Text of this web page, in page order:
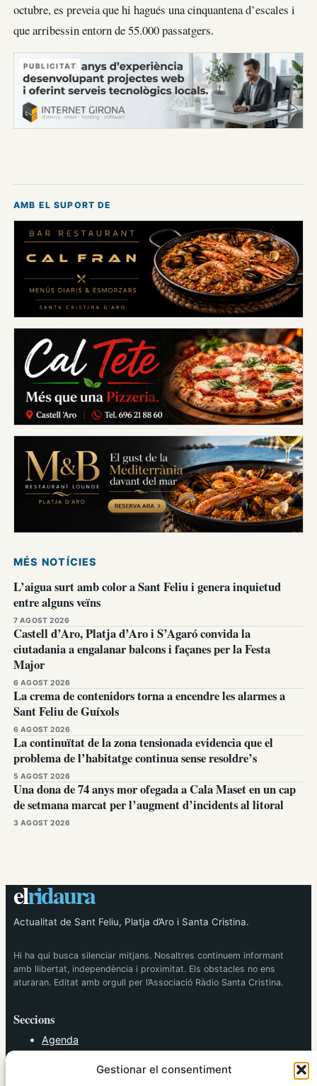
Gestionar el consentiment
octubre, es preveia que hi hagués una cinquantena d’escales i
que arribessin entorn de 55.000 passatgers.
PUBLICITAT
AMB EL SUPORT DE
MÉS NOTÍCIES
L’aigua surt amb color a Sant Feliu i genera inquietud
entre alguns veïns
7 AGOST 2026
Castell d’Aro, Platja d’Aro i S’Agaró convida la
ciutadania a engalanar balcons i façanes per la Festa
Major
6 AGOST 2026
La crema de contenidors torna a encendre les alarmes a
Sant Feliu de Guíxols
6 AGOST 2026
La continuïtat de la zona tensionada evidencia que el
problema de l’habitatge continua sense resoldre’s
5 AGOST 2026
Una dona de 74 anys mor ofegada a Cala Maset en un cap
de setmana marcat per l’augment d’incidents al litoral
3 AGOST 2026
elridaura
Actualitat de Sant Feliu, Platja d’Aro i Santa Cristina.
Hi ha qui busca silenciar mitjans. Nosaltres continuem informant
amb llibertat, independència i proximitat. Els obstacles no ens
aturaran. Editat amb orgull per l’Associació Ràdio Santa Cristina.
Seccions
Agenda